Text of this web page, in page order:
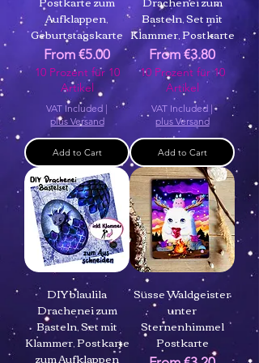
Aufklappen,
Geburtstagskarte
From €5.00
Sale Price
10 Prozent für 10
Artikel
VAT Included |
plus Versand
Add to Cart
Basteln, Set mit
Klammer, Postkarte
From €3.80
Sale Price
10 Prozent für 10
Artikel
VAT Included |
plus Versand
Add to Cart
DIY blaulila
Drachenei zum
Basteln, Set mit
Klammer, Postkarte
zum Aufklappen
Süsse Waldgeister
unter
Sternenhimmel
Postkarte